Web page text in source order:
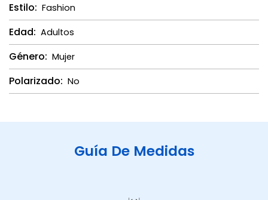
Estilo: Fashion
Edad: Adultos
Género: Mujer
Polarizado: No
Guía De Medidas